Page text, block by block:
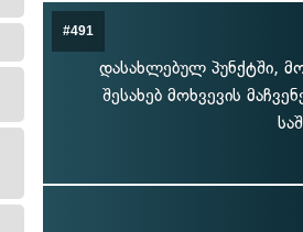
#491
დასახლებულ პუნქტში,
შესახებ მოხვევის